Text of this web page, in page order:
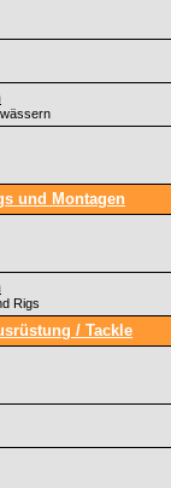
und Montagen
Rigs
/ Tackle